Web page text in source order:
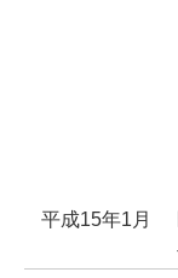
平成15年1月